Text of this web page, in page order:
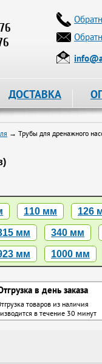
ДОСТАВКА
→ Трубы для дренажного
110 мм 126
мм 340 мм
мм 1000 мм
в день заказа
товаров из наличия
в течение 30 минут